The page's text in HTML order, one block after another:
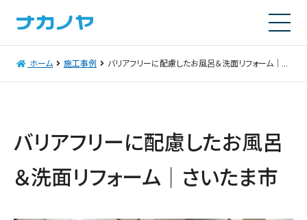
ホーム 施工事例 バリアフリーに配慮したお風呂＆洗面リフォーム｜さいたま市
バリアフリーに配慮したお風呂
＆洗面リフォーム｜さいたま市